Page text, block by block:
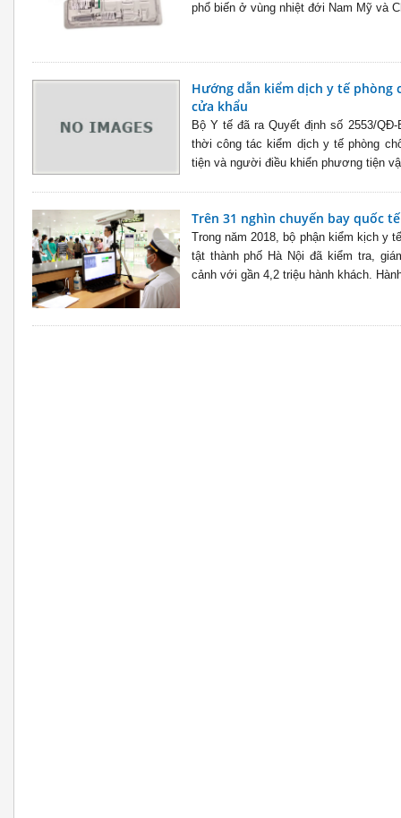
phổ biến ở vùng nhiệt đới Nam Mỹ và
Hướng dẫn kiểm dịch y tế phòng
cửa khẩu
Bộ Y tế đã ra Quyết định số 2553/
thời công tác kiểm dịch y tế phòng
tiện và người điều khiển phương tiện
Trên 31 nghìn chuyến bay quốc
Trong năm 2018, bộ phận kiểm kịch y
tật thành phố Hà Nội đã kiểm tra,
cảnh với gần 4,2 triệu hành khách.